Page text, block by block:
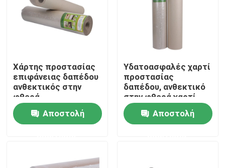
Σπίτι
Περίπου εμείς
Χάρτης προστασίας
επιφάνειας δαπέδου
ανθεκτικός στην
φθορά,
ανακυκλωμένο
χαρτόνιΑποστολή
Υδατοασφαλές χαρτί
προστασίας
δαπέδου, ανθεκτικό
στην φθορά χαρτί
προστασίας
διακόσμησης
Αποστολή